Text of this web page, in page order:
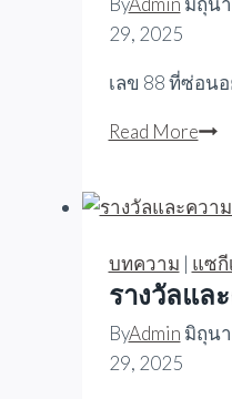
29, 2025
เลข 88 ที่ซ่อน
Read Moreเลข
ซ่อ
อยู่
ใน
สุ
สาน
บทความ | แซกี
รางวัลแล
ByAdmin มิถุน
29, 2025